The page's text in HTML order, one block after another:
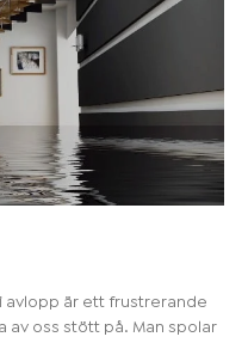
avlopp är ett frustrerande
av oss stött på. Man spolar